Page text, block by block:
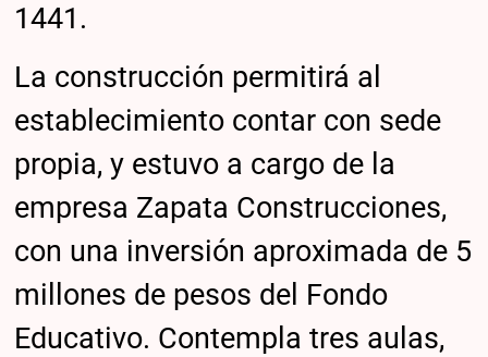
1441.
La construcción permitirá al
establecimiento contar con sede
propia, y estuvo a cargo de la
empresa Zapata Construcciones,
con una inversión aproximada de 5
millones de pesos del Fondo
Educativo. Contempla tres aulas,